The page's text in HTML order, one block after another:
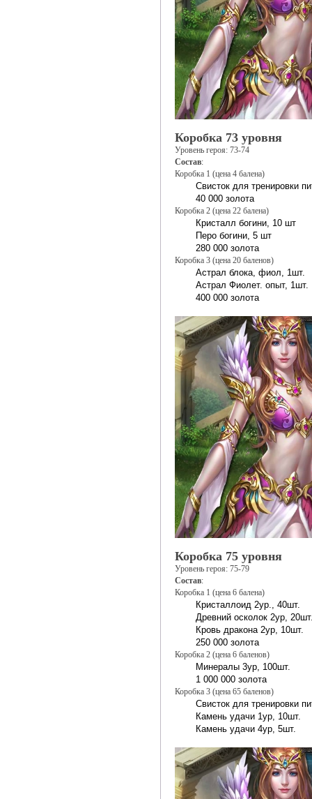
Коробка 73 уровня
Уровень героя: 73-74
Состав:
Коробка 1 (цена 4 балена)
Свисток для тренировки
40 000 золота
Коробка 2 (цена 22 балена)
Кристалл богини, 10 шт
Перо богини, 5 шт
280 000 золота
Коробка 3 (цена 20 баленов)
Астрал блока, фиол, 1шт.
Астрал Фиолет. опыт, 1шт.
400 000 золота
Коробка 75 уровня
Уровень героя: 75-79
Состав:
Коробка 1 (цена 6 балена)
Кристаллоид 2ур., 40шт.
Древний осколок 2ур,
Кровь дракона 2ур, 10шт.
250 000 золота
Коробка 2 (цена 6 баленов)
Минералы 3ур, 100шт.
1 000 000 золота
Коробка 3 (цена 65 баленов)
Свисток для тренировки
Камень удачи 1ур, 10шт.
Камень удачи 4ур, 5шт.